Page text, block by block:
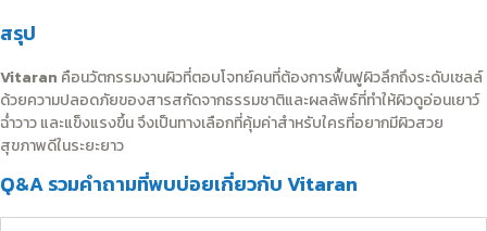
สรุป
Vitaran คือนวัตกรรมงานผิวที่ตอบโจทย์คนที่ต้องการฟื้นฟูผิวลึกถึงระดับเซลล์
ด้วยความปลอดภัยของสารสกัดจากธรรมชาติและผลลัพธ์ที่ทำให้ผิวดูอ่อนเยาว์
ฉ่ำวาว และแข็งแรงขึ้น จึงเป็นทางเลือกที่คุ้มค่าสำหรับใครที่อยากมีผิวสวย
สุขภาพดีในระยะยาว
Q&A รวมคำถามที่พบบ่อยเกี่ยวกับ Vitaran